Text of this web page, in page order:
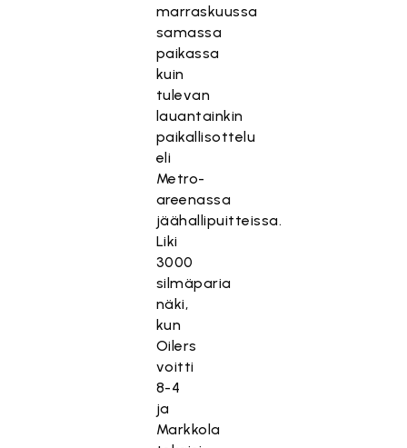
marraskuussa
samassa
paikassa
kuin
tulevan
lauantainkin
paikallisottelu
eli
Metro-
areenassa
jäähallipuitteissa.
Liki
3000
silmäparia
näki,
kun
Oilers
voitti
8-4
ja
Markkola